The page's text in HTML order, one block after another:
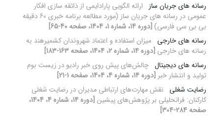
رسانه های جریان ساز
ارائه الگویی پارادایمی از ذائقه سازی افکار
عمومی در رسانه های جریان ساز (مورد مطالعه برنامه خبری 60 دقیقه
بی بی سی فارسی) [دوره 14، شماره 1، 1404، صفحه 40-65]
رسانه های خارجی میزان استفاده و اعتماد شهروندان کشمیرهند به
رسانه های خارجی [دوره 14، شماره 2، 1404، صفحه 163-183]
رسانه های دیجیتال چالش‌های پیش روی خبر رادیو در زیست بوم
تولید و انتشار خبر [دوره 14، شماره 4، 1404، صفحه 1-21]
رضایت شغلی
نقش مهارت‌های ارتباطی مدیران در رضایت شغلی
کارکنان: فراتحلیلی بر پژوهش‌های پیشین
[دوره 14، شماره 4، 1404،
صفحه 284-304]